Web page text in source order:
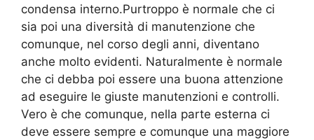
condensa interno.Purtroppo è normale che ci
sia poi una diversità di manutenzione che
comunque, nel corso degli anni, diventano
anche molto evidenti. Naturalmente è normale
che ci debba poi essere una buona attenzione
ad eseguire le giuste manutenzioni e controlli.
Vero è che comunque, nella parte esterna ci
deve essere sempre e comunque una maggiore